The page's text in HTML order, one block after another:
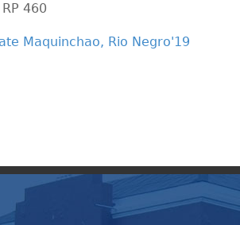
460
Maquinchao, Rio Negro'19